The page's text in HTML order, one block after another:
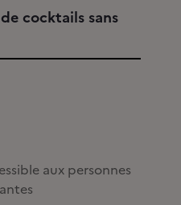
cocktails sans
aux personnes